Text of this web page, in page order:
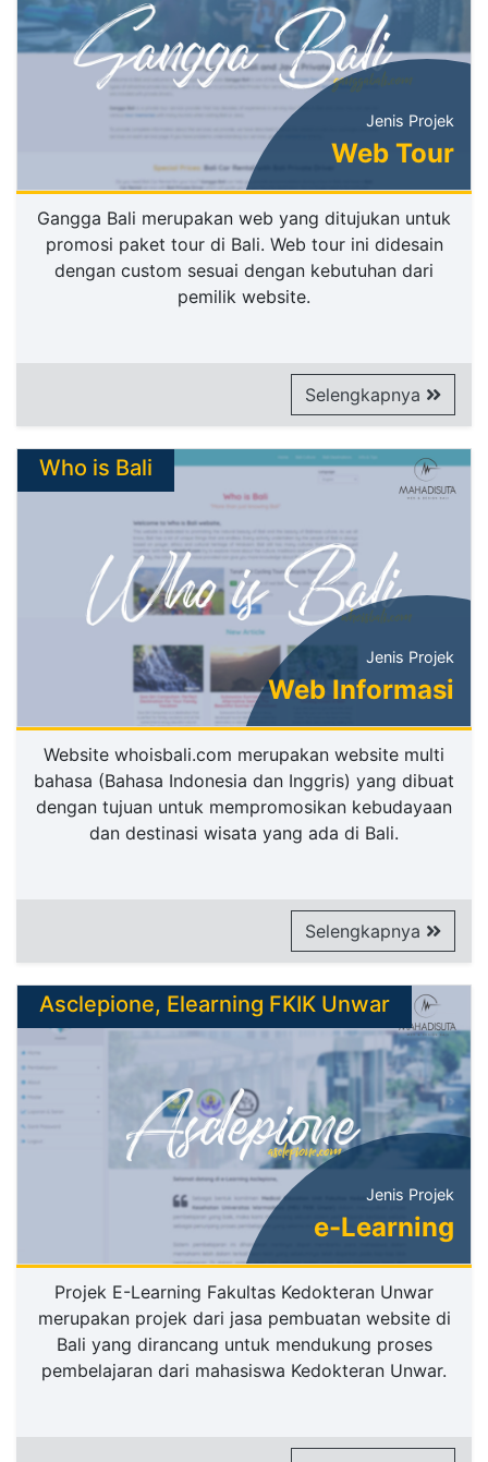
Jenis Projek
Web Tour
Gangga Bali merupakan web yang ditujukan untuk
promosi paket tour di Bali. Web tour ini didesain
dengan custom sesuai dengan kebutuhan dari
pemilik website.
Selengkapnya
Jenis Projek
Web Informasi
Who is Bali
Website whoisbali.com merupakan website multi
bahasa (Bahasa Indonesia dan Inggris) yang dibuat
dengan tujuan untuk mempromosikan kebudayaan
dan destinasi wisata yang ada di Bali.
Selengkapnya
Jenis Projek
e-Learning
Asclepione, Elearning FKIK Unwar
Projek E-Learning Fakultas Kedokteran Unwar
merupakan projek dari jasa pembuatan website di
Bali yang dirancang untuk mendukung proses
pembelajaran dari mahasiswa Kedokteran Unwar.